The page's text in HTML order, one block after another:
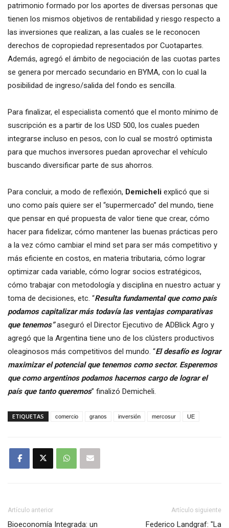
patrimonio formado por los aportes de diversas personas que
tienen los mismos objetivos de rentabilidad y riesgo respecto a
las inversiones que realizan, a las cuales se le reconocen
derechos de copropiedad representados por Cuotapartes.
Además, agregó el ámbito de negociación de las cuotas partes
se genera por mercado secundario en BYMA, con lo cual la
posibilidad de ingreso/salida del fondo es sencilla.
Para finalizar, el especialista comentó que el monto mínimo de
suscripción es a partir de los USD 500, los cuales pueden
integrarse incluso en pesos, con lo cual se mostró optimista
para que muchos inversores puedan aprovechar el vehículo
buscando diversificar parte de sus ahorros.
Para concluir, a modo de reflexión, Demicheli explicó que si
uno como país quiere ser el “supermercado” del mundo, tiene
que pensar en qué propuesta de valor tiene que crear, cómo
hacer para fidelizar, cómo mantener las buenas prácticas pero
a la vez cómo cambiar el mind set para ser más competitivo y
más eficiente en costos, en materia tributaria, cómo lograr
optimizar cada variable, cómo lograr socios estratégicos,
cómo trabajar con metodología y disciplina en nuestro actuar y
toma de decisiones, etc. “Resulta fundamental que como país
podamos capitalizar más todavía las ventajas comparativas
que tenemos”aseguró el Director Ejecutivo de ADBlick Agro y
agregó que la Argentina tiene uno de los clústers productivos
oleaginosos más competitivos del mundo. “El desafío es lograr
maximizar el potencial que tenemos como sector. Esperemos
que como argentinos podamos hacernos cargo de lograr el
país que tanto queremos” finalizó Demicheli.
ETIQUETAS comercio granos inversión mercosur UE
Artículo anterior
Bioeconomía Integrada: un
Artículo siguiente
Federico Landgraf: "La